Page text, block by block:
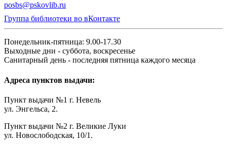
posbs@pskovlib.ru
Группа библиотеки во вКонтакте
Понедельник-пятница: 9.00-17.30
Выходные дни - суббота, воскресенье
Санитарный день - последняя пятница каждого месяца
Адреса пунктов выдачи:
Пункт выдачи №1 г. Невель
ул. Энгельса, 2.
Пункт выдачи №2 г. Великие Луки
ул. Новослободская, 10/1.